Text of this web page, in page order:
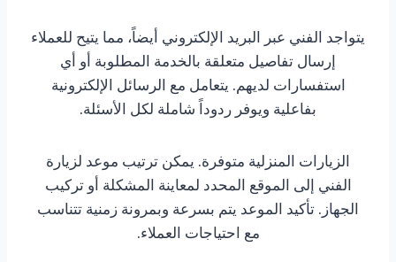
يتواجد الفني عبر البريد الإلكتروني أيضاً، مما يتيح للعملاء
إرسال تفاصيل متعلقة بالخدمة المطلوبة أو أي
استفسارات لديهم. يتعامل مع الرسائل الإلكترونية
بفاعلية ويوفر ردوداً شاملة لكل الأسئلة.
الزيارات المنزلية متوفرة. يمكن ترتيب موعد لزيارة
الفني إلى الموقع المحدد لمعاينة المشكلة أو تركيب
الجهاز. تأكيد الموعد يتم بسرعة وبمرونة زمنية تتناسب
مع احتياجات العملاء.